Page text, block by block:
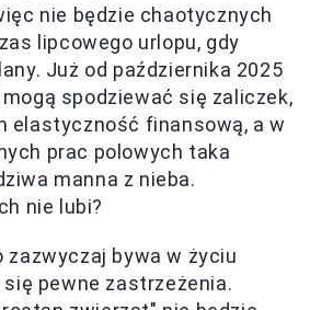
nie będzie chaotycznych
lipcowego urlopu, gdy
Już od października 2025
spodziewać się zaliczek,
elastyczność finansową, a w
prac polowych taka
manna z nieba.
nie lubi?
zazwyczaj bywa w życiu
się pewne zastrzeżenia.